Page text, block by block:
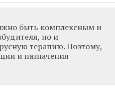
быть комплексным и
но и
терапию. Поэтому,
и назначения